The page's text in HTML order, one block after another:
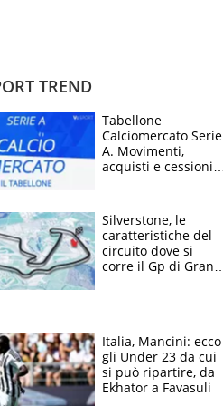
TREND
Tabellone
Calciomercato Serie
A. Movimenti,
acquisti e cessioni:
Silverstone, le
caratteristiche del
circuito dove si
corre il Gp di Gran
Italia, Mancini: ecco
gli Under 23 da cui
si può ripartire, da
Ekhator a Favasuli